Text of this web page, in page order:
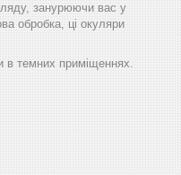
занурюючи вас у
обробка, ці окуляри
в темних приміщеннях.